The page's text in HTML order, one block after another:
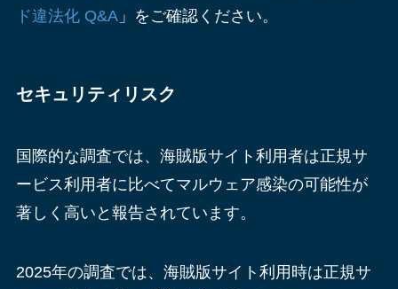
ド違法化 Q&A」をご確認ください。
セキュリティリスク
国際的な調査では、海賊版サイト利用者は正規サ
ービス利用者に比べてマルウェア感染の可能性が
著しく高いと報告されています。
2025年の調査では、海賊版サイト利用時は正規サ